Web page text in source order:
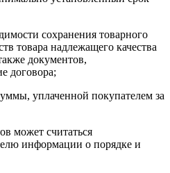
сохранения товарного
товара надлежащего качества
документов,
договора;
уплаченной покупателем за
может считаться
информации о порядке и